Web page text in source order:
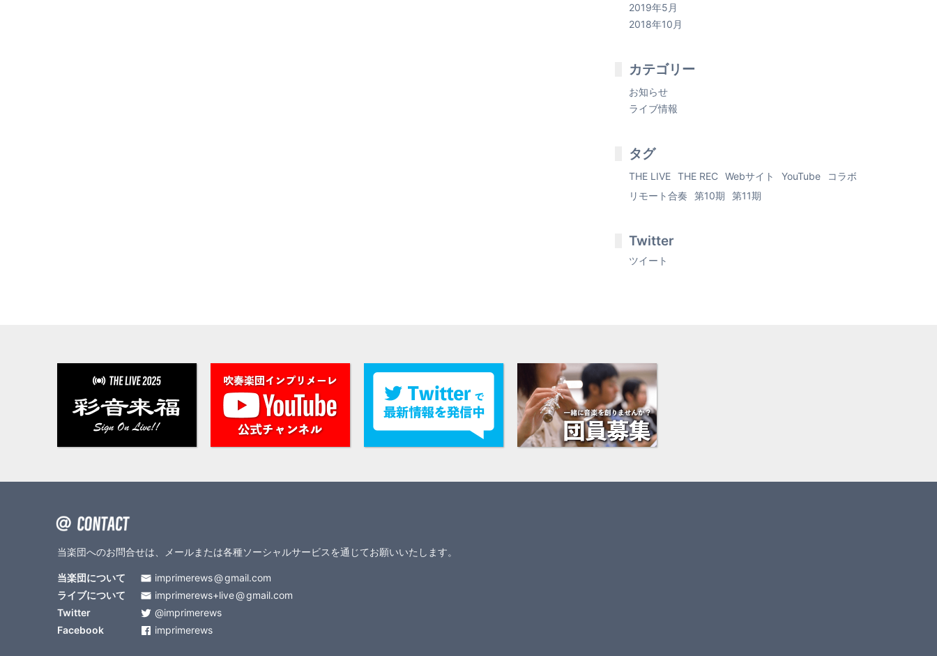
2019年5月
2018年10月
カテゴリー
お知らせ
ライブ情報
タグ
THE LIVE THE REC Webサイト YouTube
コラボ
リモート合奏
第10期 第11期
Twitter
ツイート
当楽団へのお問合せは、メールまたは各種ソーシャルサービスを通じてお願いいたします。
当楽団について imprimerews
gmail.com
ライブについて
imprimerews+live
gmail.com
Twitter
@imprimerews
Facebook
imprimerews